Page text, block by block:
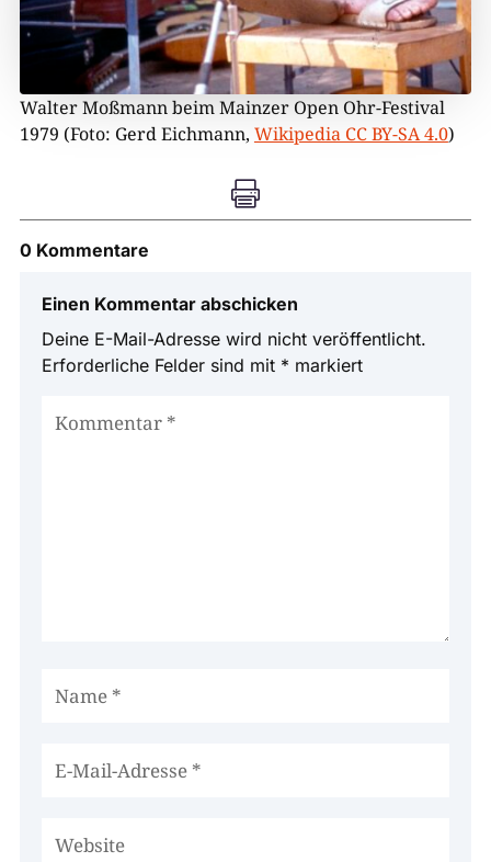
Walter Moßmann beim Mainzer Open Ohr-Festival
1979 (Foto: Gerd Eichmann, Wikipedia CC BY-SA 4.0)

0 Kommentare
Einen Kommentar abschicken
Deine E-Mail-Adresse wird nicht veröffentlicht.
Erforderliche Felder sind mit * markiert